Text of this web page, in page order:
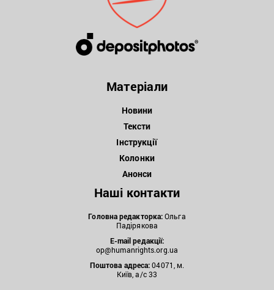
Матеріали
Новини
Тексти
Інструкції
Колонки
Анонси
Наші контакти
Головна редакторка:Ольга
Падірякова
E-mail редакції:
op@humanrights.org.ua
Поштова адреса:04071, м.
Київ, а/с 33